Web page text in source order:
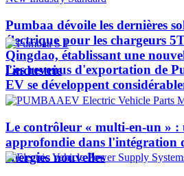
Pumbaa dévoile les dernières
électrique pour les chargeurs
Qingdao, établissant une
l'industrie
Les revenus d'exportation de
EV se développent
Le contrôleur « multi-en-un » :
approfondie dans l'intégration
énergies nouvelles